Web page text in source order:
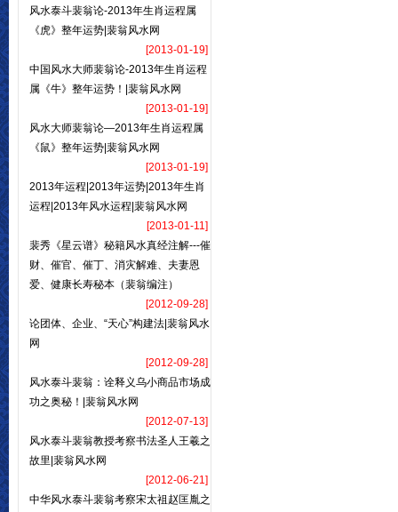
风水泰斗裴翁论-2013年生肖运程属
《虎》整年运势|裴翁风水网
[2013-01-19]
中国风水大师裴翁论-2013年生肖运程
属《牛》整年运势！|裴翁风水网
[2013-01-19]
风水大师裴翁论—2013年生肖运程属
《鼠》整年运势|裴翁风水网
[2013-01-19]
2013年运程|2013年运势|2013年生肖
运程|2013年风水运程|裴翁风水网
[2013-01-11]
裴秀《星云谱》秘籍风水真经注解---催
财、催官、催丁、消灾解难、夫妻恩
爱、健康长寿秘本（裴翁编注）
[2012-09-28]
论团体、企业、“天心”构建法|裴翁风水
网
[2012-09-28]
风水泰斗裴翁：诠释义乌小商品市场成
功之奥秘！|裴翁风水网
[2012-07-13]
风水泰斗裴翁教授考察书法圣人王羲之
故里|裴翁风水网
[2012-06-21]
中华风水泰斗裴翁考察宋太祖赵匡胤之